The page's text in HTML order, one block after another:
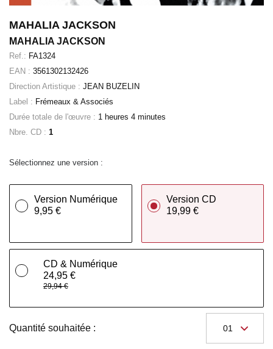
MAHALIA JACKSON
MAHALIA JACKSON
Ref.: FA1324
EAN : 3561302132426
Direction Artistique : JEAN BUZELIN
Label : Frémeaux & Associés
Durée totale de l'œuvre : 1 heures 4 minutes
Nbre. CD : 1
Sélectionnez une version :
Version Numérique
9,95 €
Version CD
19,99 €
CD & Numérique
24,95 €
29,94 €
Quantité souhaitée :